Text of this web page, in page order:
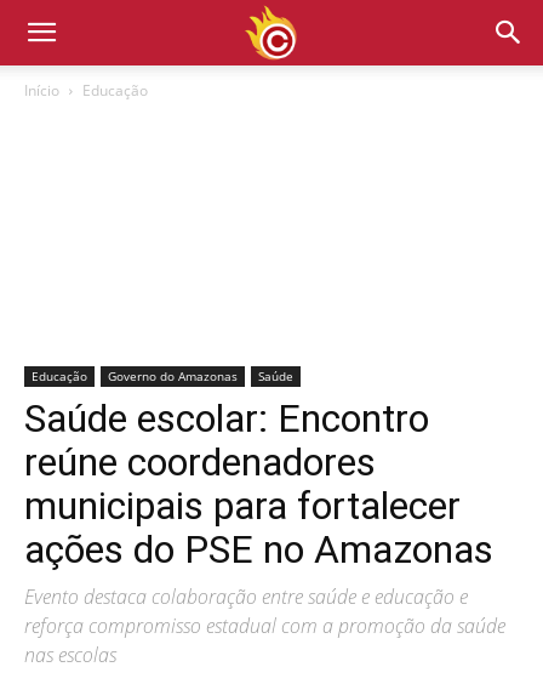
Início Educação
Educação Governo do Amazonas Saúde
Saúde escolar: Encontro
reúne coordenadores
municipais para fortalecer
ações do PSE no Amazonas
Evento destaca colaboração entre saúde e educação e
reforça compromisso estadual com a promoção da saúde
nas escolas